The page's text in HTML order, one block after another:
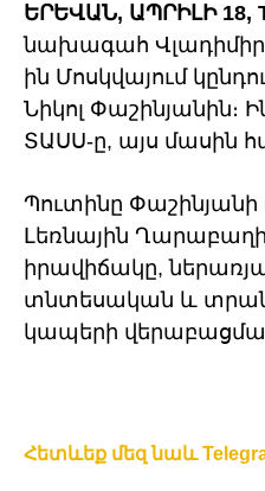
ԵՐԵՎԱՆ, ԱՊՐԻԼԻ 18,
նախագահ Վլադիմիր
ին Մոսկվայում
Նիկոլ Փաշինյանին։
ՏԱՍՍ-ը, այս մասին
Պուտինը
Լեռնային
իրավիճակը,
տնտեսական և
կապերի
Հետևեք մեզ նաև